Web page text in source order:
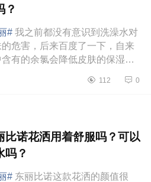
？
# 我之前都没有意识到洗澡水对
的危害，后来百度了一下，自来
含有的余氯会降低皮肤的保湿
。其次余氯会破坏角质层的蛋...
112 0
比诺花洒用着舒服吗？可以
吗？
# 东丽比诺这款花洒的颜值很